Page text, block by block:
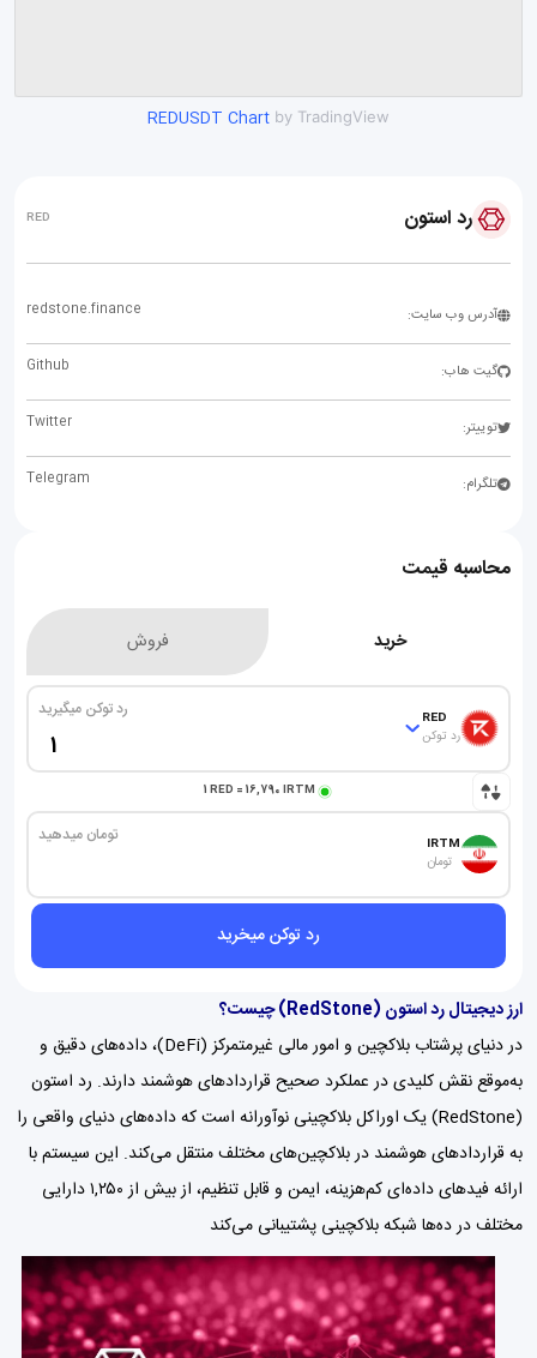
REDUSDT Chart by TradingView
رد استون RED
آدرس وب سایت: redstone.finance
گیت هاب: Github
توییتر: Twitter
تلگرام: Telegram
محاسبه قیمت
خرید فروش
RED
رد توکن
رد توکن میگیرید
1 RED = 16,790 IRTM
IRTM
تومان
تومان میدهید
رد توکن میخرید
ارز دیجیتال رد استون (RedStone) چیست؟
در دنیای پرشتاب بلاکچین و امور مالی غیرمتمرکز (DeFi)، داده‌های دقیق و
به‌موقع نقش کلیدی در عملکرد صحیح قراردادهای هوشمند دارند. رد استون
(RedStone) یک اوراکل بلاکچینی نوآورانه است که داده‌های دنیای واقعی را
به قراردادهای هوشمند در بلاکچین‌های مختلف منتقل می‌کند. این سیستم با
ارائه فیدهای داده‌ای کم‌هزینه، ایمن و قابل تنظیم، از بیش از ۱,۲۵۰ دارایی
مختلف در ده‌ها شبکه بلاکچینی پشتیبانی می‌کند